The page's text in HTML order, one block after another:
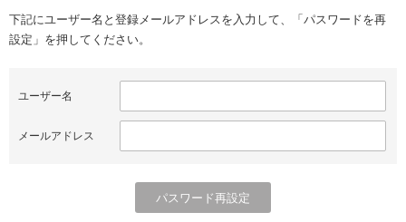
下記にユーザー名と登録メールアドレスを入力して、「パスワードを再
設定」を押してください。
ユーザー名
メールアドレス